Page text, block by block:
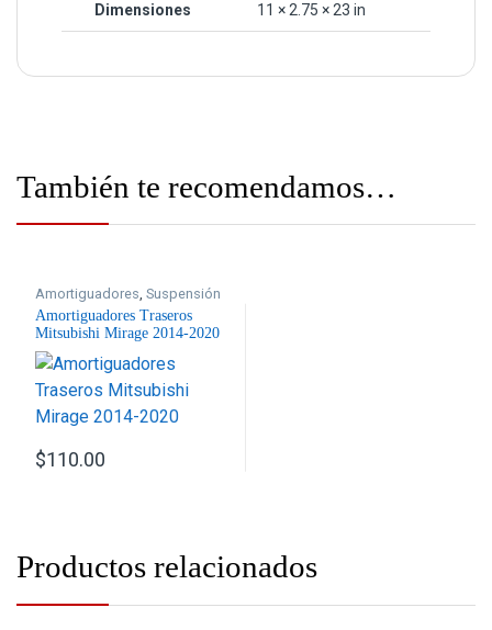
Dimensiones 11 × 2.75 × 23 in
También te recomendamos…
Amortiguadores,Suspensión
Amortiguadores Traseros
Mitsubishi Mirage 2014-2020
$110.00
Productos relacionados